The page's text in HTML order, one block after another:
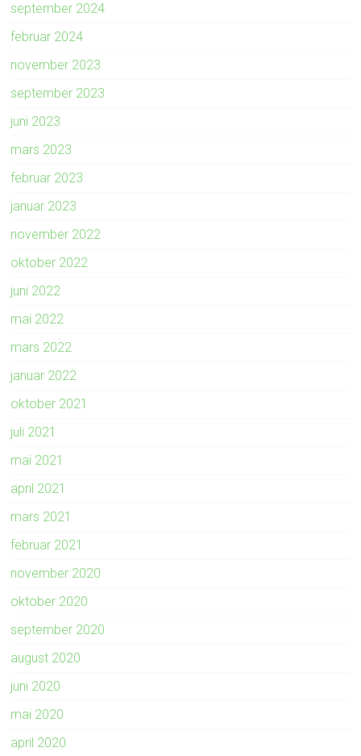
september 2024
februar 2024
november 2023
september 2023
juni 2023
mars 2023
februar 2023
januar 2023
november 2022
oktober 2022
juni 2022
mai 2022
mars 2022
januar 2022
oktober 2021
juli 2021
mai 2021
april 2021
mars 2021
februar 2021
november 2020
oktober 2020
september 2020
august 2020
juni 2020
mai 2020
april 2020